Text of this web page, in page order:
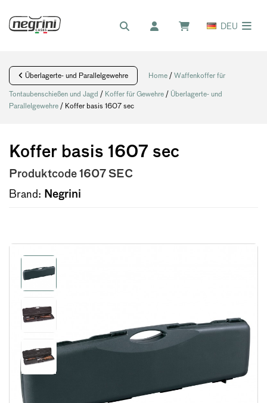
DEU
Überlagerte- und Parallelgewehre Home / Waffenkoffer für
Tontaubenschießen und Jagd / Koffer für Gewehre / Überlagerte- und
Parallelgewehre / Koffer basis 1607 sec
Koffer basis 1607 sec
Produktcode1607 SEC
Brand: Negrini